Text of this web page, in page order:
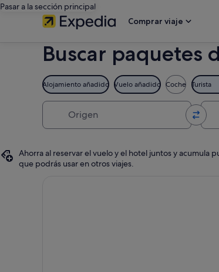
Pasar a la sección principal
Comprar viaje
Buscar paquetes
Alojamiento añadido Vuelo añadido Coche Turista
Ahorra al reservar el vuelo y el hotel juntos y acumula
que podrás usar en otros viajes.